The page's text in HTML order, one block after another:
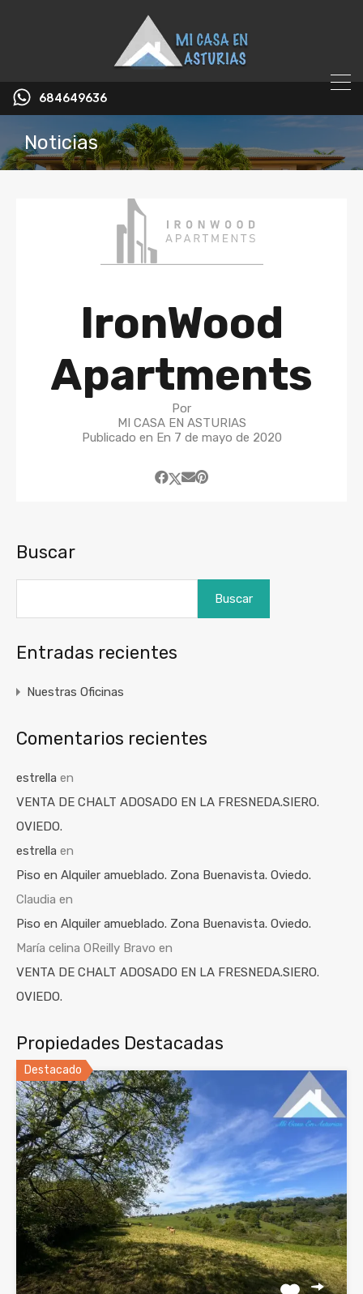
684649636
Noticias
IronWood
Apartments
Por
MI CASA EN ASTURIAS
Publicado en En 7 de mayo de 2020
Buscar
Buscar
Entradas recientes
Nuestras Oficinas
Comentarios recientes
estrella en
VENTA DE CHALT ADOSADO EN LA FRESNEDA.SIERO.
OVIEDO.
estrella en
Piso en Alquiler amueblado. Zona Buenavista. Oviedo.
Claudia en
Piso en Alquiler amueblado. Zona Buenavista. Oviedo.
María celina OReilly Bravo en
VENTA DE CHALT ADOSADO EN LA FRESNEDA.SIERO.
OVIEDO.
Propiedades Destacadas
Destacado